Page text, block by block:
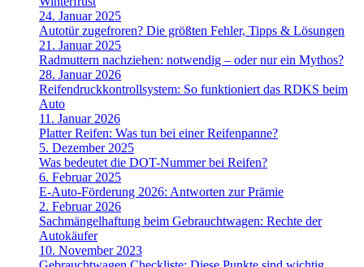
24. Januar 2025
Autotür zugefroren? Die größten Fehler, Tipps & Lösungen
21. Januar 2025
Radmuttern nachziehen: notwendig – oder nur ein Mythos?
28. Januar 2026
Reifendruckkontrollsystem: So funktioniert das RDKS beim
Auto
11. Januar 2026
Platter Reifen: Was tun bei einer Reifenpanne?
5. Dezember 2025
Was bedeutet die DOT-Nummer bei Reifen?
6. Februar 2025
E-Auto-Förderung 2026: Antworten zur Prämie
2. Februar 2026
Sachmängelhaftung beim Gebrauchtwagen: Rechte der
Autokäufer
10. November 2023